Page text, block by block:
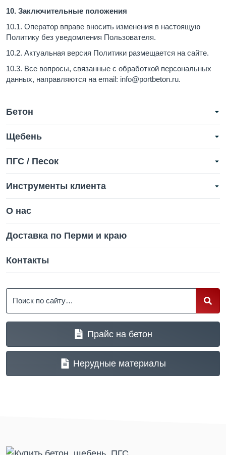
Бетон
Щебень
ПГС / Песок
Инструменты клиента
О нас
Доставка по Перми и краю
Контакты
Прайс на бетон
Нерудные материалы
10. Заключительные положения
10.1. Оператор вправе вносить изменения в настоящую
Политику без уведомления Пользователя.
10.2. Актуальная версия Политики размещается на сайте.
10.3. Все вопросы, связанные с обработкой персональных
данных, направляются на email: info@portbeton.ru.